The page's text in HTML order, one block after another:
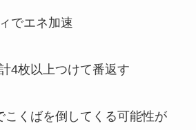
でエネ加速
4枚以上つけて番返す
くばを倒してくる可能性が